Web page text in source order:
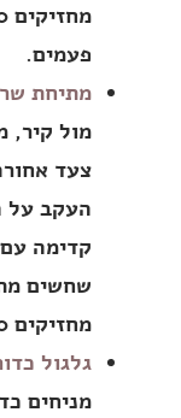
פעמים.
מתיחת
מול קיר,
צעד
העקב על
קדימה
שחשים
מחזיקים 30 שניות.
גלגול
מניחים